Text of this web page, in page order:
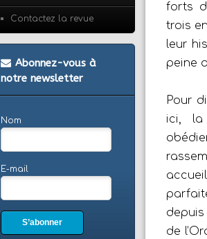
forts
trois
leur
peine
Pour
ici, la
de
Contactez la revue
Abonnez-vous à
notre newsletter
Nom
E-mail
S’abonner